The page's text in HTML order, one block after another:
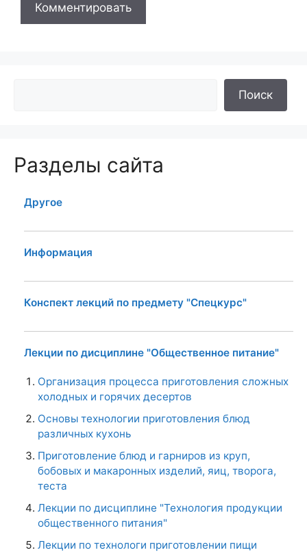
Поиск
Разделы сайта
Другое
Информация
Конспект лекций по предмету "Спецкурс"
Лекции по дисциплине "Общественное питание"
Организация процесса приготовления сложных
холодных и горячих десертов
Основы технологии приготовления блюд
различных кухонь
Приготовление блюд и гарниров из круп,
бобовых и макаронных изделий, яиц, творога,
теста
Лекции по дисциплине "Технология продукции
общественного питания"
Лекции по технологи приготовлении пищи